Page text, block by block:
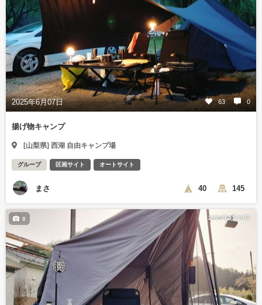
2025年6月07日 63 0
揚げ物キャンプ
[山梨県] 西湖 自由キャンプ場
グループ 区画サイト オートサイト
まさ 40 145
2025年4月20日
8